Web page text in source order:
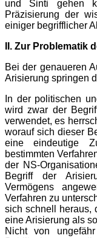
und Sinti gehen
Präzisierung der
einiger begrifflicher
II. Zur Problematik
Bei der genaueren
Arisierung springen
In der politischen
wird zwar der
verwendet, es
worauf sich dieser
eine eindeutige
bestimmten
der NS-
Begriff der
Vermögens
Verfahren zu
sich schnell heraus,
eine Arisierung als
Nicht von